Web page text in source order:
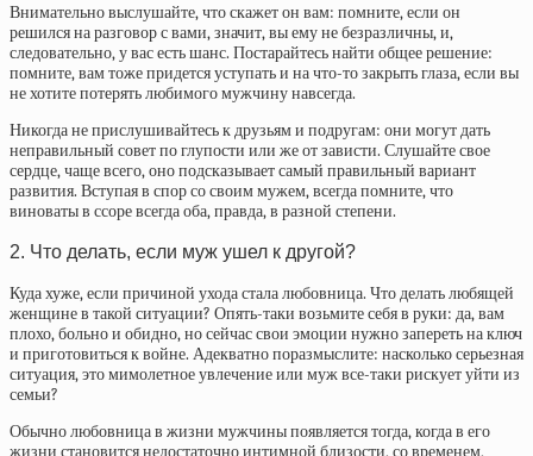
Внимательно выслушайте, что скажет он вам: помните, если он
решился на разговор с вами, значит, вы ему не безразличны, и,
следовательно, у вас есть шанс. Постарайтесь найти общее решение:
помните, вам тоже придется уступать и на что-то закрыть глаза, если вы
не хотите потерять любимого мужчину навсегда.
Никогда не прислушивайтесь к друзьям и подругам: они могут дать
неправильный совет по глупости или же от зависти. Слушайте свое
сердце, чаще всего, оно подсказывает самый правильный вариант
развития. Вступая в спор со своим мужем, всегда помните, что
виноваты в ссоре всегда оба, правда, в разной степени.
2. Что делать, если муж ушел к другой?
Куда хуже, если причиной ухода стала любовница. Что делать любящей
женщине в такой ситуации? Опять-таки возьмите себя в руки: да, вам
плохо, больно и обидно, но сейчас свои эмоции нужно запереть на ключ
и приготовиться к войне. Адекватно поразмыслите: насколько серьезная
ситуация, это мимолетное увлечение или муж все-таки рискует уйти из
семьи?
Обычно любовница в жизни мужчины появляется тогда, когда в его
жизни становится недостаточно интимной близости, со временем,